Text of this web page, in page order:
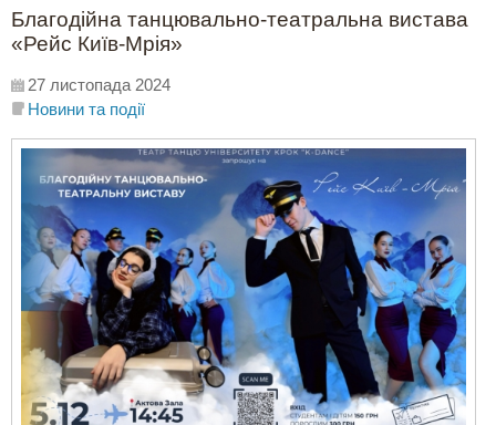
Благодійна танцювально-театральна вистава
«Рейс Київ-Мрія»
27 листопада 2024
Новини та події